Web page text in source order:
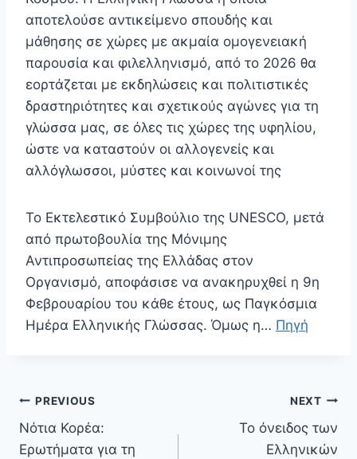
αποτελούσε αντικείμενο σπουδής και
μάθησης σε χώρες με ακμαία ομογενειακή
παρουσία και φιλελληνισμό, από το 2026 θα
εορτάζεται με εκδηλώσεις και πολιτιστικές
δραστηριότητες και σχετικούς αγώνες για τη
γλώσσα μας, σε όλες τις χώρες της υφηλίου,
ώστε να καταστούν οι αλλογενείς και
αλλόγλωσσοι, μύστες και κοινωνοί της
Το Εκτελεστικό Συμβούλιο της UNESCO, μετά
από πρωτοβουλία της Μόνιμης
Αντιπροσωπείας της Ελλάδας στον
Οργανισμό, αποφάσισε να ανακηρυχθεί η 9η
Φεβρουαρίου του κάθε έτους, ως Παγκόσμια
Ημέρα Ελληνικής Γλώσσας. Όμως η… Πηγή
Πλοήγηση
άρθρων
PREVIOUS
Νότια Κορέα:
Ερωτήματα για τη
NEXT
Το όνειδος των
Ελληνικών